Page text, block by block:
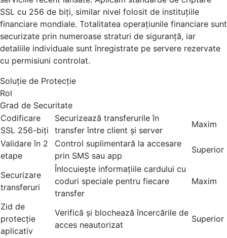
SSL cu 256 de biți, similar nivel folosit de instituțiile
financiare mondiale. Totalitatea operațiunile financiare sunt
securizate prin numeroase straturi de siguranță, iar
detaliile individuale sunt înregistrate pe servere rezervate
cu permisiuni controlat.
Soluție de Protecție
Rol
Grad de Securitate
Codificare
SSL 256-biți
Securizează transferurile în
transfer între client și server
Maxim
Validare în 2
etape
Control suplimentară la accesare
prin SMS sau app
Superior
Securizare
transferuri
Înlocuiește informațiile cardului cu
coduri speciale pentru fiecare
transfer
Maxim
Zid de
protecție
aplicativ
Verifică și blochează încercările de
acces neautorizat
Superior